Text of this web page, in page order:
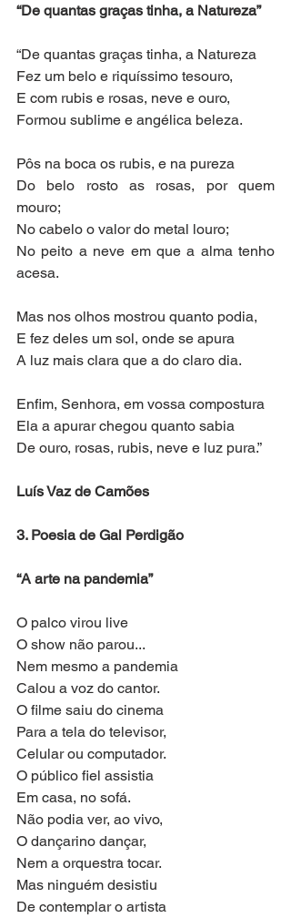
“De quantas graças tinha, a Natureza”
“De quantas graças tinha, a Natureza
Fez um belo e riquíssimo tesouro,
E com rubis e rosas, neve e ouro,
Formou sublime e angélica beleza.
Pôs na boca os rubis, e na pureza
Do belo rosto as rosas, por quem
mouro;
No cabelo o valor do metal louro;
No peito a neve em que a alma tenho
acesa.
Mas nos olhos mostrou quanto podia,
E fez deles um sol, onde se apura
A luz mais clara que a do claro dia.
Enfim, Senhora, em vossa compostura
Ela a apurar chegou quanto sabia
De ouro, rosas, rubis, neve e luz pura.”
Luís Vaz de Camões
3. Poesia de Gal Perdigão
“A arte na pandemia”
O palco virou live
O show não parou...
Nem mesmo a pandemia
Calou a voz do cantor.
O filme saiu do cinema
Para a tela do televisor,
Celular ou computador.
O público fiel assistia
Em casa, no sofá.
Não podia ver, ao vivo,
O dançarino dançar,
Nem a orquestra tocar.
Mas ninguém desistiu
De contemplar o artista